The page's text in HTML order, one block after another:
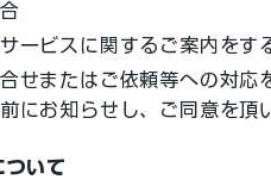
ービスに関するご案内をす
せまたはご依頼等への対応
にお知らせし、ご同意を頂
いて